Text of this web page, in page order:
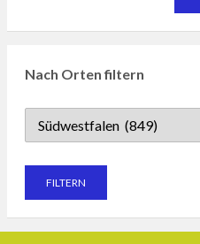
Nach Orten filtern